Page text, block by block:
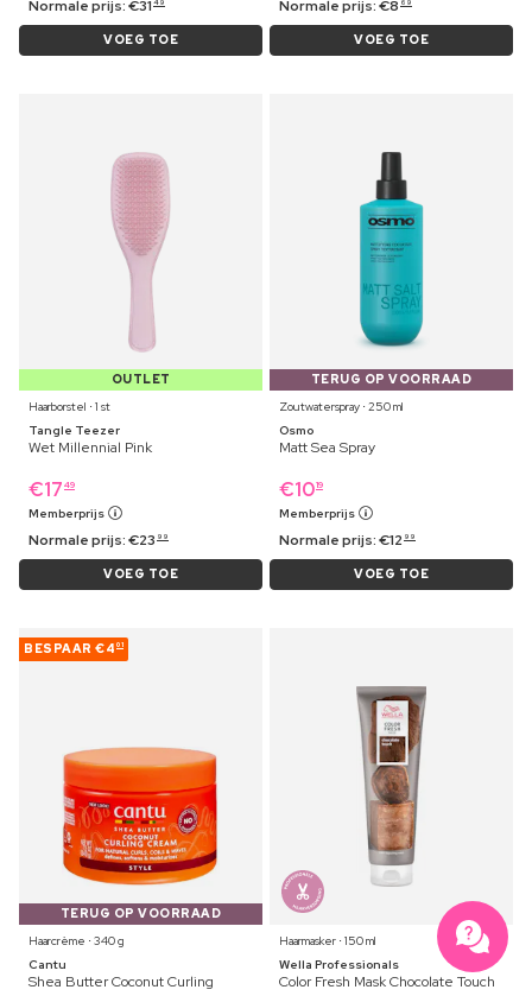
Normale prijs:€31 49
VOEG TOE
Normale prijs:€8 69
VOEG TOE
OUTLET
Haarborstel ⋅ 1 st
Tangle Teezer
Wet Millennial Pink
€17 49
Memberprijs
Normale prijs:€23 99
VOEG TOE
TERUG OP VOORRAAD
Zoutwaterspray ⋅ 250 ml
Osmo
Matt Sea Spray
€1019
Memberprijs
Normale prijs:€12 99
VOEG TOE
BESPAAR €4 01
TERUG OP VOORRAAD
Haarcrème ⋅ 340 g
Cantu
Shea Butter Coconut Curling
Haarmasker ⋅ 150 ml
Wella Professionals
Color Fresh Mask Chocolate Touch